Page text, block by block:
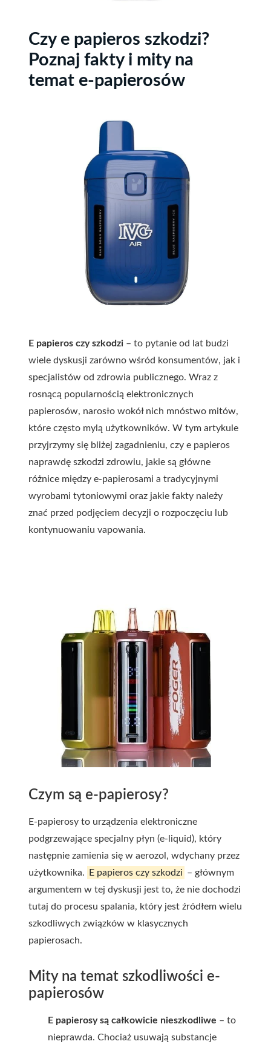
Czy e papieros szkodzi?
Poznaj fakty i mity na
temat e-papierosów
E papieros czy szkodzi – to pytanie od lat budzi
wiele dyskusji zarówno wśród konsumentów, jak i
specjalistów od zdrowia publicznego. Wraz z
rosnącą popularnością elektronicznych
papierosów, narosło wokół nich mnóstwo mitów,
które często mylą użytkowników. W tym artykule
przyjrzymy się bliżej zagadnieniu, czy e papieros
naprawdę szkodzi zdrowiu, jakie są główne
różnice między e-papierosami a tradycyjnymi
wyrobami tytoniowymi oraz jakie fakty należy
znać przed podjęciem decyzji o rozpoczęciu lub
kontynuowaniu vapowania.
Czym są e-papierosy?
E-papierosy to urządzenia elektroniczne
podgrzewające specjalny płyn (e-liquid), który
następnie zamienia się w aerozol, wdychany przez
użytkownika.
E papieros czy szkodzi – głównym
argumentem w tej dyskusji jest to, że nie dochodzi
tutaj do procesu spalania, który jest źródłem wielu
szkodliwych związków w klasycznych
papierosach.
Mity na temat szkodliwości e-
papierosów
E papierosy są całkowicie nieszkodliwe – to
nieprawda. Chociaż usuwają substancje